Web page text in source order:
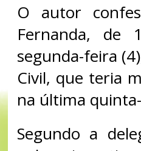
O autor
Fernanda, de
segunda-feira
Civil, que teria
na última
Segundo a